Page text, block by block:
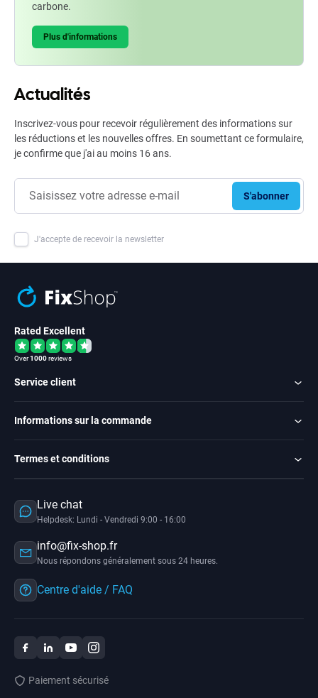
carbone.
Plus d'informations
Actualités
Inscrivez-vous pour recevoir régulièrement des informations sur
les réductions et les nouvelles offres. En soumettant ce formulaire,
je confirme que j'ai au moins 16 ans.
S'abonner
J'accepte de recevoir la newsletter
Rated Excellent
Over1000reviews
Service client
Informations sur la commande
Termes et conditions
Live chat
Helpdesk: Lundi - Vendredi 9:00 - 16:00
info@fix-shop.fr
Nous répondons généralement sous 24 heures.
Centre d'aide / FAQ
Paiement sécurisé